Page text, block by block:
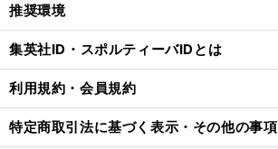
推奨環境
集英社ID・スポルティーバIDとは
利用規約・会員規約
特定商取引法に基づく表示・その他の事項